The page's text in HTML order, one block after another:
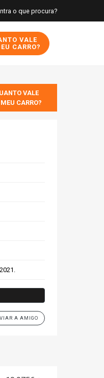
o que procura?
VALE
CARRO?
VALE
MEU CARRO?
A AMIGO